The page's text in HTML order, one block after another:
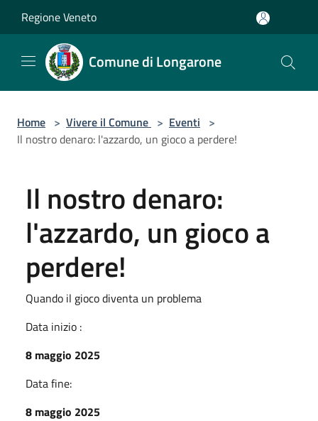
Regione Veneto
Comune di Longarone
Home > Vivere il Comune > Eventi >
Il nostro denaro: l'azzardo, un gioco a perdere!
Il nostro denaro:
l'azzardo, un gioco a
perdere!
Quando il gioco diventa un problema
Data inizio :
8 maggio 2025
Data fine:
8 maggio 2025